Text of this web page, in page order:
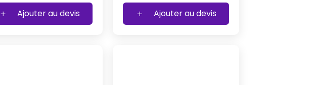
Ajouter au devis Ajouter au devis